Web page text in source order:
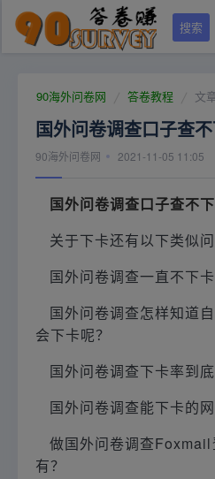
搜索
学员专区
问卷资源（可点）
城市列表
90海外问卷网 答卷教程 文
国外问卷调查口子查
90海外问卷网 2021-11-05 11:05
国外问卷调查口子查不
关于下卡还有以下类似问
国外问卷调查一直不下卡
国外问卷调查怎样知道
会下卡呢？
国外问卷调查下卡率到底
国外问卷调查能下卡的网
做国外问卷调查
有？